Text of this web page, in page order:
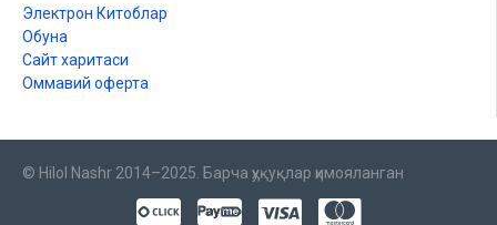
Электрон Китоблар
Обуна
Сайт харитаси
Оммавий оферта
© Hilol Nashr 2014–2025. Барча ҳуқуқлар ҳимояланган